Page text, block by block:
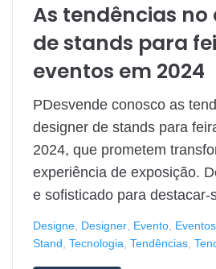
As tendências no
de stands para
eventos em 2024
PDesvende conosco as
designer de stands para
2024, que prometem
experiência de exposição.
e sofisticado para destacar-
Designe Designer Evento Eventos
Stand Tecnologia Tendências